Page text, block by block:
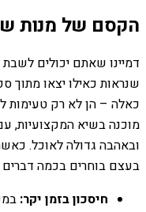
הקסם של מנות
דמיינו שאתם יכולים
שנראות כאילו יצאו מתוך
כאלה – הן לא רק טעימות
מוכנה בשיא המקצועיות,
ובאהבה גדולה לאוכל.
בעצם בוחרים בכמה
חיסכון בזמן יקר: